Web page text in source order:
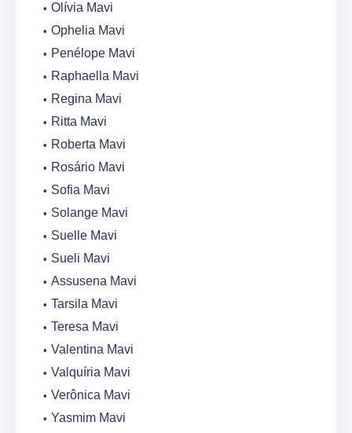
Olívia Mavi
Ophelia Mavi
Penélope Mavi
Raphaella Mavi
Regina Mavi
Ritta Mavi
Roberta Mavi
Rosário Mavi
Sofia Mavi
Solange Mavi
Suelle Mavi
Sueli Mavi
Assusena Mavi
Tarsila Mavi
Teresa Mavi
Valentina Mavi
Valquíria Mavi
Verônica Mavi
Yasmim Mavi